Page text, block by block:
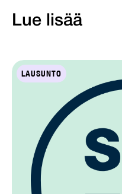
Lue lisää
LAUSUNTO